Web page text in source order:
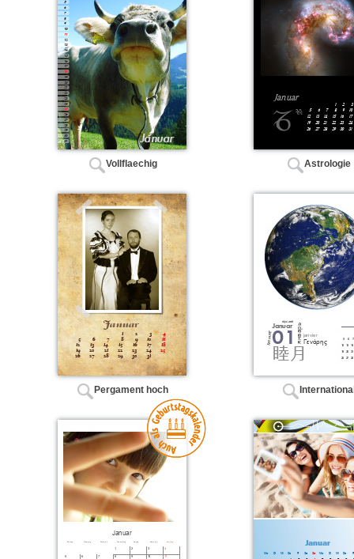
Vollflaechig Astrologie
Pergament hoch